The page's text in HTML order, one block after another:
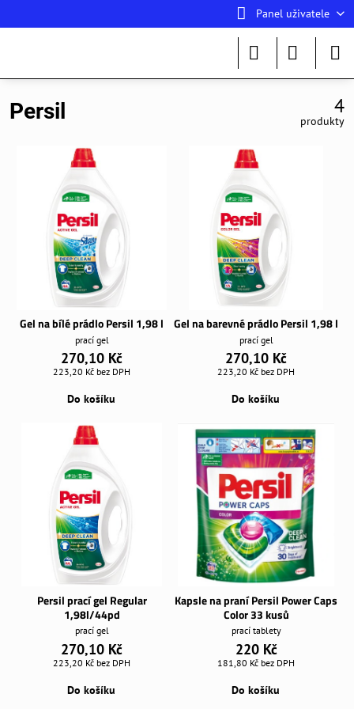
Panel uživatele
Persil 4
produkty
Gel na bílé prádlo Persil 1,98 l
prací gel
270,10 Kč
223,20 Kč bez DPH
Do košíku
Gel na barevné prádlo Persil 1,98 l
prací gel
270,10 Kč
223,20 Kč bez DPH
Do košíku
Persil prací gel Regular
1,98l/44pd
prací gel
270,10 Kč
223,20 Kč bez DPH
Do košíku
Kapsle na praní Persil Power Caps
Color 33 kusů
prací tablety
220 Kč
181,80 Kč bez DPH
Do košíku